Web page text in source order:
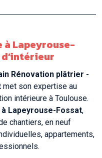
à Lapeyrouse-
Rénovation plâtrier -
met son expertise au
intérieure à Toulouse.
à Lapeyrouse-Fossat,
chantiers, en neuf
appartements,